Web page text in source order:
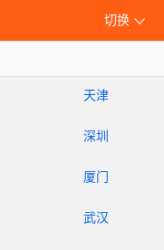
切换
天津
深圳
厦门
武汉